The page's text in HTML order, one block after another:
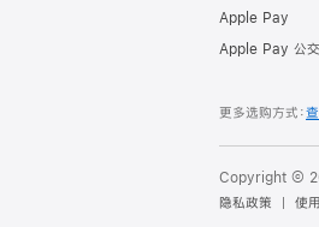
Apple Pay
Apple Pay 公交
更多选购方式：
Copyright ©
隐私政策
使